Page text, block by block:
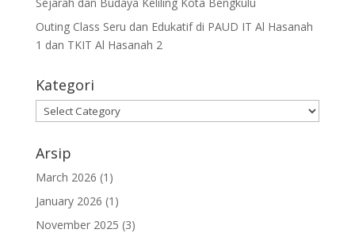
Outing Class Seru dan Edukatif di PAUD IT Al Hasanah
1 dan TKIT Al Hasanah 2
Kategori
Arsip
March 2026 (1)
January 2026 (1)
November 2025 (3)